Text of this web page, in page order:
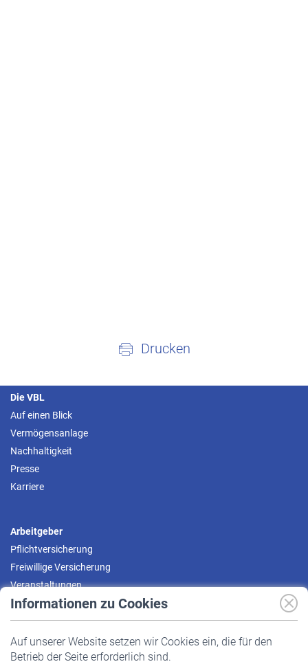
Informationen zu Cookies
Auf unserer Website setzen wir Cookies ein, die für den
Betrieb der Seite erforderlich sind.
Drucken
Die VBL
Auf einen Blick
Vermögensanlage
Nachhaltigkeit
Presse
Karriere
Arbeitgeber
Pflichtversicherung
Freiwillige Versicherung
Veranstaltungen
Pflichtversicherung